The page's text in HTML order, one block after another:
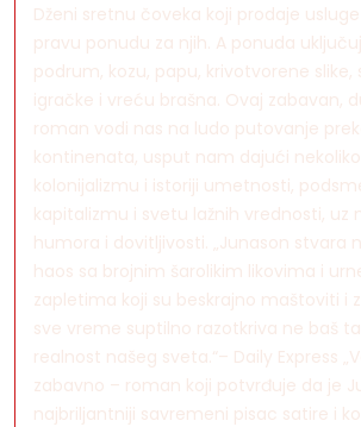
Dženi sretnu čoveka koji prodaje
pravu ponudu za njih. A ponuda
podrum, kozu, papu, krivotvorene slike,
igračke i vreću brašna. Ovaj zabavan,
roman vodi nas na ludo putovanje
kontinenata, usput nam dajući
kolonijalizmu i istoriji umetnosti,
kapitalizmu i svetu lažnih vrednosti, uz
humora i dovitljivosti. „Junason stvara
haos sa brojnim šarolikim likovima i
zapletima koji su beskrajno maštoviti i
sve vreme suptilno razotkriva ne baš
realnost našeg sveta.“– Daily Express
zabavno – roman koji potvrđuje da je
najbriljantniji savremeni pisac satire i